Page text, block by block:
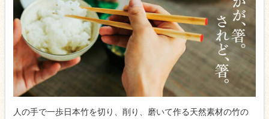
人の手で一歩日本竹を切り、削り、磨いて作る天然素材の竹の